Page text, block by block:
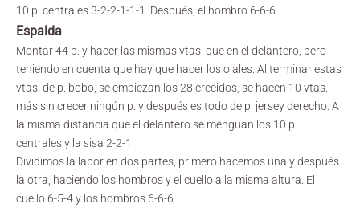
10 p. centrales 3-2-2-1-1-1. Después, el hombro 6-6-6.
Espalda
Montar 44 p. y hacer las mismas vtas. que en el delantero, pero
teniendo en cuenta que hay que hacer los ojales. Al terminar estas
vtas. de p. bobo, se empiezan los 28 crecidos, se hacen 10 vtas.
más sin crecer ningún p. y después es todo de p. jersey derecho. A
la misma distancia que el delantero se menguan los 10 p.
centrales y la sisa 2-2-1.
Dividimos la labor en dos partes, primero hacemos una y después
la otra, haciendo los hombros y el cuello a la misma altura. El
cuello 6-5-4 y los hombros 6-6-6.